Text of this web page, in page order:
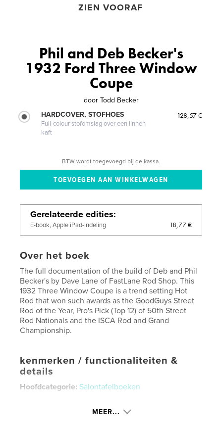
ZIEN VOORAF
Phil and Deb Becker's
1932 Ford Three Window
Coupe
door Todd Becker
HARDCOVER, STOFHOES
Full-colour stofomslag over een linnen
kaft
128,57 €
BTW wordt toegevoegd bij de kassa.
Gerelateerde edities
E-book, Apple iPad-indeling 18,77 €
Over het boek
The full documentation of the build of Deb and Phil
Becker's by Dave Lane of FastLane Rod Shop. This
1932 Three Window Coupe is a trend setting Hot
Rod that won such awards as the GoodGuys Street
Rod of the Year, Pro's Pick (Top 12) of 50th Street
Rod Nationals and the ISCA Rod and Grand
Championship.
kenmerken / functionaliteiten &
details
Hoofdcategorie: Salontafelboeken
Hobby's en knutselenMEER...